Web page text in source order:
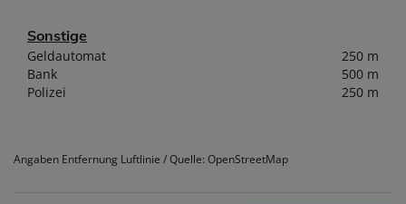
Sonstige
Geldautomat
250 m
Bank
500 m
Polizei
250 m
Angaben Entfernung Luftlinie / Quelle: OpenStreetMap